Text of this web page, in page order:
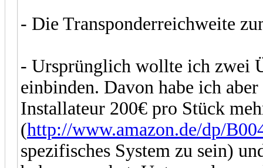
- Die Transponderreichweite
- Ursprünglich wollte ich zwei
einbinden. Davon habe ich
Installateur 200€ pro Stück
(http://www.amazon.de/dp/
spezifisches System zu sein)